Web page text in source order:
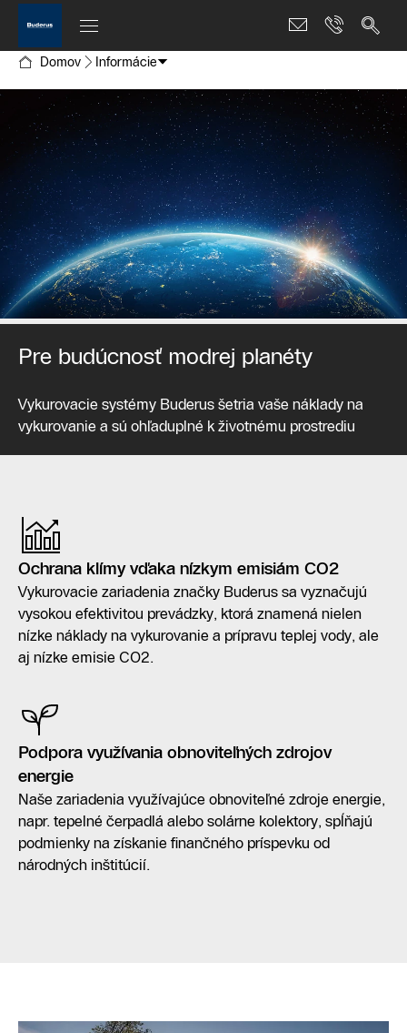
Domov Informácie
Pre budúcnosť modrej planéty
Vykurovacie systémy Buderus šetria vaše náklady na
vykurovanie a sú ohľaduplné k životnému prostrediu
Ochrana klímy vďaka nízkym emisiám CO2
Vykurovacie zariadenia značky Buderus sa vyznačujú
vysokou efektivitou prevádzky, ktorá znamená nielen
nízke náklady na vykurovanie a prípravu teplej vody, ale
aj nízke emisie CO2.
Podpora využívania obnoviteľných zdrojov
energie
Naše zariadenia využívajúce obnoviteľné zdroje energie,
napr. tepelné čerpadlá alebo solárne kolektory, spĺňajú
podmienky na získanie finančného príspevku od
národných inštitúcií.